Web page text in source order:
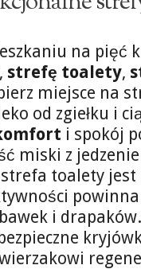
na pięć
, strefę toalety,
miejsce na
od zgiełku i
i spokój
miski z
toalety
i